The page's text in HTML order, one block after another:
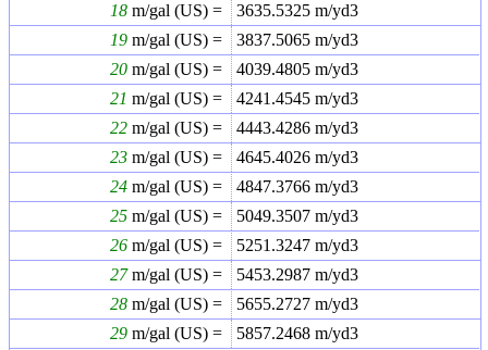
18 m/gal (US) = 3635.5325 m/yd3
19 m/gal (US) = 3837.5065 m/yd3
20 m/gal (US) = 4039.4805 m/yd3
21 m/gal (US) = 4241.4545 m/yd3
22 m/gal (US) = 4443.4286 m/yd3
23 m/gal (US) = 4645.4026 m/yd3
24 m/gal (US) = 4847.3766 m/yd3
25 m/gal (US) = 5049.3507 m/yd3
26 m/gal (US) = 5251.3247 m/yd3
27m/gal (US) = 5453.2987 m/yd3
28 m/gal (US) = 5655.2727 m/yd3
29 m/gal (US) = 5857.2468 m/yd3